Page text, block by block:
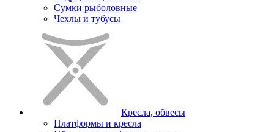
Сумки рыболовные
Чехлы и тубусы
Кресла, обвесы
Платформы и кресла